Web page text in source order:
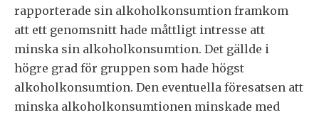
rapporterade sin alkoholkonsumtion framkom
att ett genomsnitt hade måttligt intresse att
minska sin alkoholkonsumtion. Det gällde i
högre grad för gruppen som hade högst
alkoholkonsumtion. Den eventuella föresatsen att
minska alkoholkonsumtionen minskade med